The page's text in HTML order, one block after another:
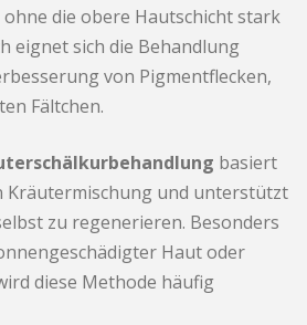
die obere Hautschicht stark
eignet sich die Behandlung
von Pigmentflecken,
Fältchen.
basiert
Kräutermischung und unterstützt
zu regenerieren. Besonders
Haut oder
diese Methode häufig